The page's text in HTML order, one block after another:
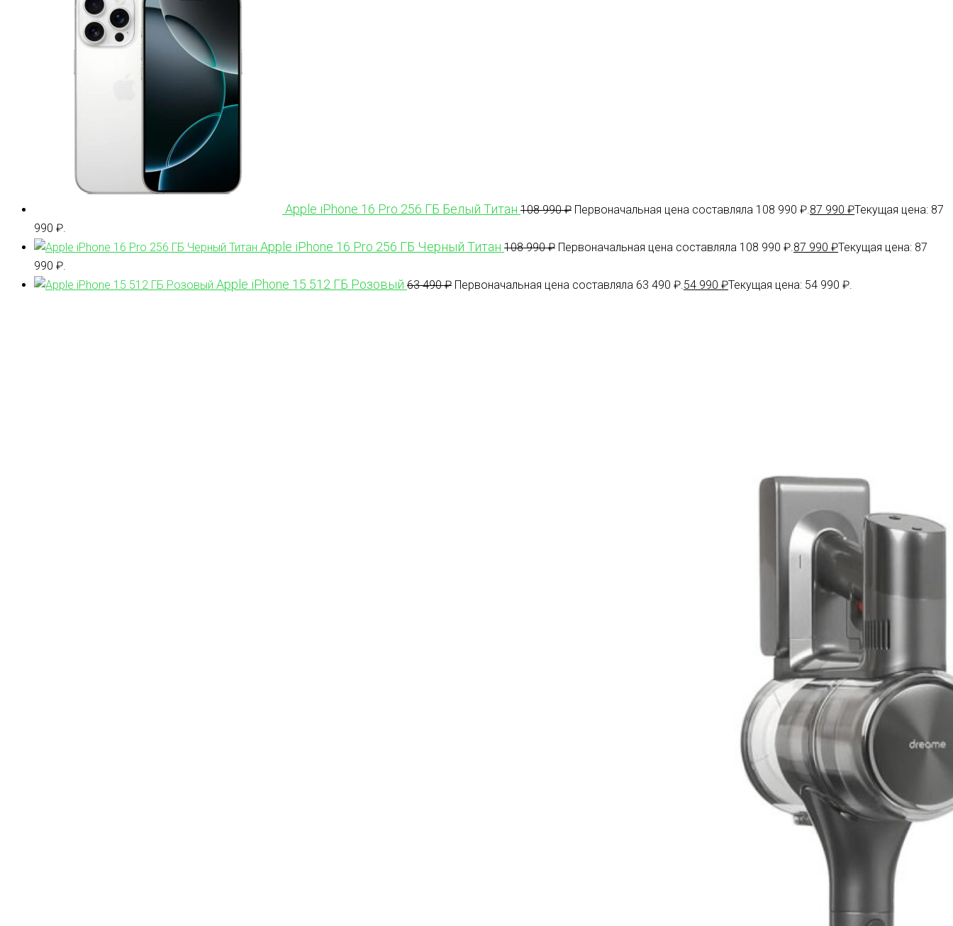
Apple iPhone 16 Pro 256 ГБ Белый Титан 108 990₽ Первоначальная цена составляла 108 990 ₽. 87 990 ₽Текущая цена: 87
990 ₽.
Apple iPhone 16 Pro 256 ГБ Черный Титан 108 990₽ Первоначальная цена составляла 108 990 ₽. 87 990 ₽Текущая цена: 87
990 ₽.
Apple iPhone 15 512 ГБ Розовый 63 490₽ Первоначальная цена составляла 63 490 ₽. 54 990 ₽Текущая цена: 54 990 ₽.